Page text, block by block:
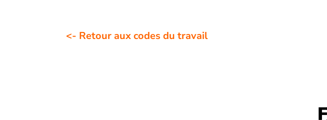
<- Retour aux codes du travail